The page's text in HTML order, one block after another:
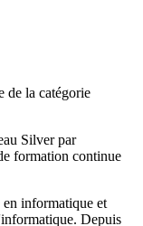
de la catégorie
Silver par
formation continue
informatique et
Depuis